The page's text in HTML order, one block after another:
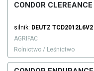
CONDOR CLEREANCE
silnik: DEUTZ TCD2012L6V2
AGRIFAC
Rolnictwo / Leśnictwo